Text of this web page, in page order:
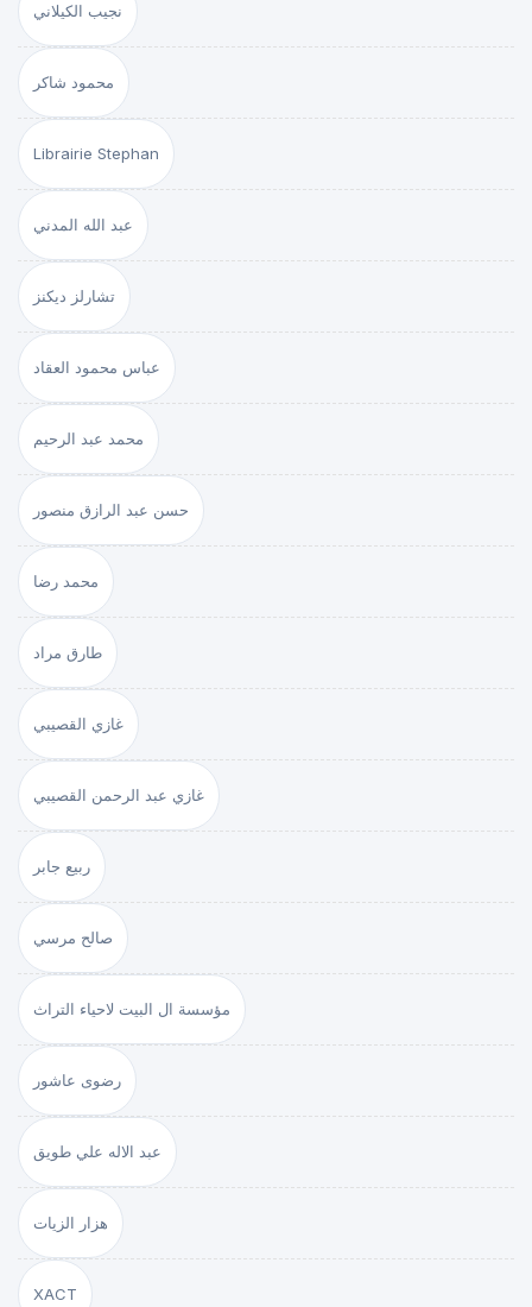
نجيب الكيلاني
محمود شاكر
Librairie Stephan
عبد الله المدني
تشارلز ديكنز
عباس محمود العقاد
محمد عبد الرحيم
حسن عبد الرازق منصور
محمد رضا
طارق مراد
غازي القصيبي
غازي عبد الرحمن القصيبي
ربيع جابر
صالح مرسي
مؤسسة ال البيت لاحياء التراث
رضوى عاشور
عبد الاله علي طويق
هزار الزيات
XACT